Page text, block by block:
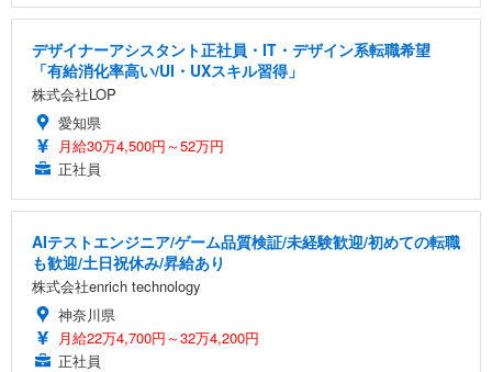
デザイナーアシスタント正社員・IT・デザイン系転職希望
「有給消化率高い/UI・UXスキル習得」
株式会社LOP
愛知県
月給30万4,500円～52万円
正社員
AIテストエンジニア/ゲーム品質検証/未経験歓迎/初めての転職
も歓迎/土日祝休み/昇給あり
株式会社enrich technology
神奈川県
月給22万4,700円～32万4,200円
正社員